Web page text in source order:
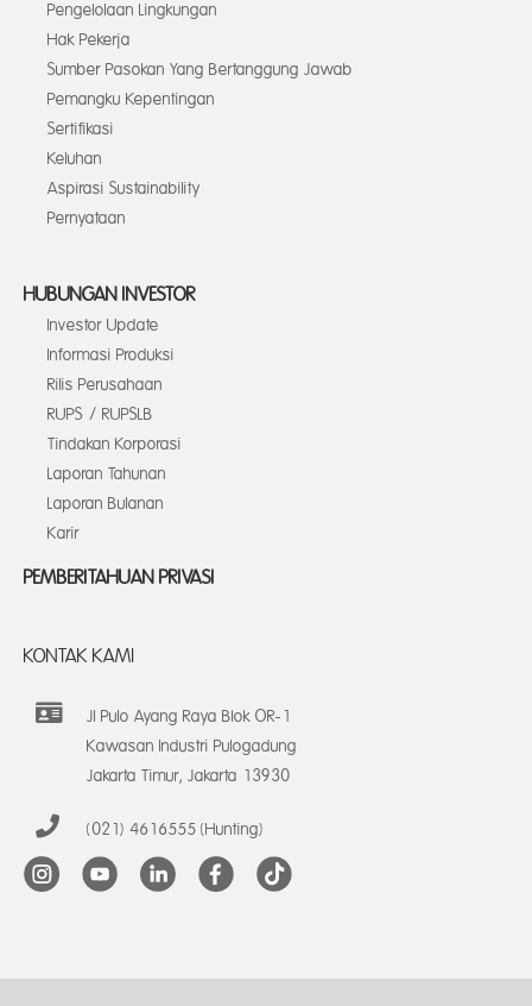
Pengelolaan Lingkungan
Hak Pekerja
Sumber Pasokan Yang Bertanggung Jawab
Pemangku Kepentingan
Sertifikasi
Keluhan
Aspirasi Sustainability
Pernyataan
HUBUNGAN INVESTOR
Investor Update
Informasi Produksi
Rilis Perusahaan
RUPS / RUPSLB
Tindakan Korporasi
Laporan Tahunan
Laporan Bulanan
Karir
PEMBERITAHUAN PRIVASI
KONTAK KAMI
Jl Pulo Ayang Raya Blok OR-1
Kawasan Industri Pulogadung
Jakarta Timur, Jakarta 13930
(021) 4616555 (Hunting)